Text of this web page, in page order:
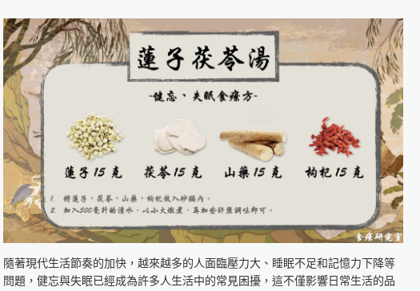
台大食品與生物分子研究中心
http://rcfb.bioagri.ntu.edu.tw/
https://reurl.cc/x6Z7zN
國家食品安全教育暨研究中心
https://www.ncfser.ntu.edu.tw/
https://reurl.cc/WvdGek
全球健康促進產學聯盟
https://reurl.cc/GAWlly
隨著現代生活節奏的加快，越來越多的人面臨壓力大、睡眠不足和記憶力下降等
問題，健忘與失眠已經成為許多人生活中的常見困擾，這不僅影響日常生活的品